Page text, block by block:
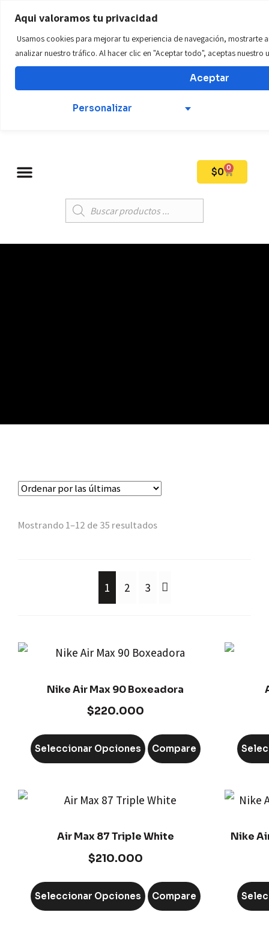
Aqui valoramos tu privacidad
Usamos cookies para mejorar tu experiencia de navegación, mostrarte
analizar nuestro tráfico. Al hacer clic en "Aceptar todo", aceptas nuestro
Personalizar
Aceptar
Teléfono: +57 312 569 6924
$0 0
Mostrando 1–12 de 35 resultados
1 2 3
Nike Air Max 90 Boxeadora
$220.000
Seleccionar Opciones Compare
Air Max 87 Triple White
$210.000
Seleccionar Opciones Compare
Nike